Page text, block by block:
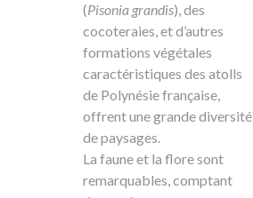
(Pisonia grandis), des
cocoteraies, et d’autres
formations végétales
caractéristiques des atolls
de Polynésie française,
offrent une grande diversité
de paysages.
La faune et la flore sont
remarquables, comptant